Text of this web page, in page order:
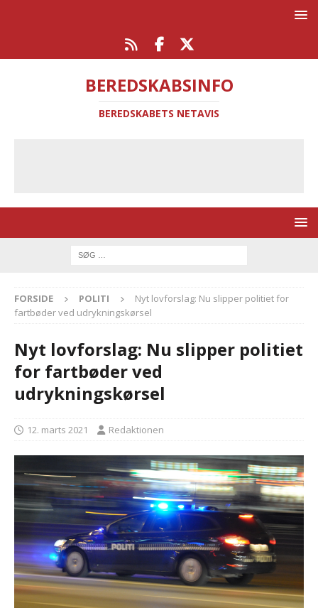
BEREDSKABSINFO
BEREDSKABETS NETAVIS
FORSIDE POLITI
Nyt lovforslag: Nu slipper politiet for
fartbøder ved udrykningskørsel
Nyt lovforslag: Nu slipper politiet
for fartbøder ved
udrykningskørsel
12. marts 2021 Redaktionen